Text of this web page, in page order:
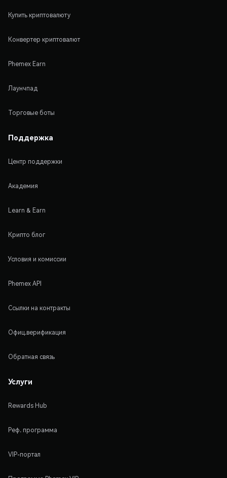
Купить криптовалюту
Конвертер криптовалют
Phemex Earn
Лаунчпад
Торговые боты
Поддержка
Центр поддержки
Академия
Learn & Earn
Крипто блог
Условия и комиссии
Phemex API
Ссылки на контракты
Офиц.верификация
Обратная связь
Услуги
Rewards Hub
Реф. программа
VIP-портал